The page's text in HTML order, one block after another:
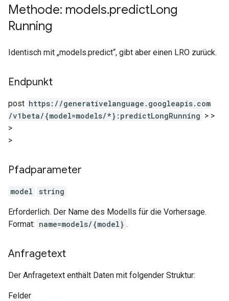
Methode: models.predictLong
Running
Identisch mit „models.predict“, gibt aber einen LRO zurück.
Endpunkt
post https: / /generativelanguage.googleapis.com
/v1beta/{model=models/*}:predictLongRunning > >
>
>
Pfadparameter
model string
Erforderlich. Der Name des Modells für die Vorhersage.
Format: name=models/{model} .
Anfragetext
Der Anfragetext enthält Daten mit folgender Struktur:
Felder